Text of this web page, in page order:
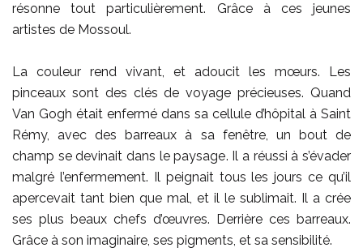
résonne tout particulièrement. Grâce à ces jeunes
artistes de Mossoul.
La couleur rend vivant, et adoucit les mœurs. Les
pinceaux sont des clés de voyage précieuses. Quand
Van Gogh était enfermé dans sa cellule d’hôpital à Saint
Rémy, avec des barreaux à sa fenêtre, un bout de
champ se devinait dans le paysage. Il a réussi à s’évader
malgré l’enfermement. Il peignait tous les jours ce qu’il
apercevait tant bien que mal, et il le sublimait. Il a crée
ses plus beaux chefs d’œuvres. Derrière ces barreaux.
Grâce à son imaginaire, ses pigments, et sa sensibilité.